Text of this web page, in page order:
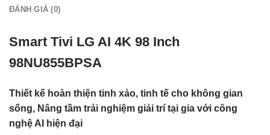
ĐÁNH GIÁ (0)
Smart Tivi LG AI 4K 98 Inch
98NU855BPSA
Thiết kế hoàn thiện tinh xảo, tinh tế cho không gian
sống, Nâng tầm trải nghiệm giải trí tại gia với công
nghệ AI hiện đại